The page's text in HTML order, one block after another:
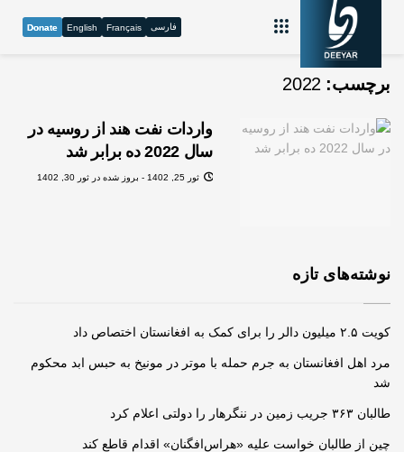
فارسی Français
English
Donate
برچسب: 2022
واردات نفت هند از روسیه در
سال 2022 ده برابر شد
ثور 25, 1402 - بروز شده در ثور 30, 1402
نوشته‌های تازه
کویت ۲.۵ میلیون دالر را برای کمک به افغانستان اختصاص داد
مرد اهل افغانستان به جرم حمله‌ با موتر در مونیخ به حبس ابد محکوم
شد
طالبان ۳۶۳ جریب زمین در ننگرهار را دولتی اعلام کرد
چین از طالبان خواست علیه «هراس‌افگنان» اقدام قاطع کند